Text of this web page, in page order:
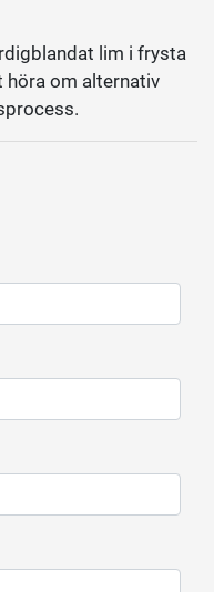
lim i frysta
höra om alternativ